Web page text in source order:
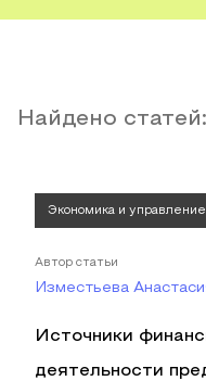
Найдено статей:
Экономика и управление
Автор статьи
Изместьева
Источники
деятельности